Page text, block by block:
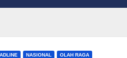
NASIONAL OLAH RAGA